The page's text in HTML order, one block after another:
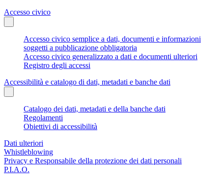
Accesso civico
Accesso civico semplice a dati, documenti e informazioni
soggetti a pubblicazione obbligatoria
Accesso civico generalizzato a dati e documenti ulteriori
Registro degli accessi
Accessibilità e catalogo di dati, metadati e banche dati
Catalogo dei dati, metadati e della banche dati
Regolamenti
Obiettivi di accessibilità
Dati ulteriori
Whistleblowing
Privacy e Responsabile della protezione dei dati personali
P.I.A.O.